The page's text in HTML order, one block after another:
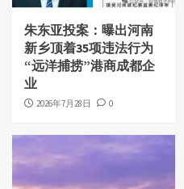
朱东亚投案：曝出河南
新乡顶着35项违法行为
“远洋捕捞”港商成都企
业
2026年7月28日 0